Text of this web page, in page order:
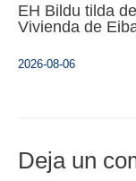
EH Bildu tilda
Vivienda de
2026-08-06
Deja un